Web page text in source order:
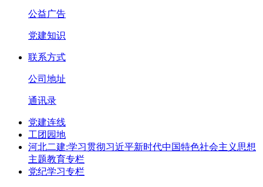
公益广告
党建知识
联系方式
公司地址
通讯录
党建连线
工团园地
河北二建:学习贯彻习近平新时代中国特色社会主义思想
主题教育专栏
党纪学习专栏